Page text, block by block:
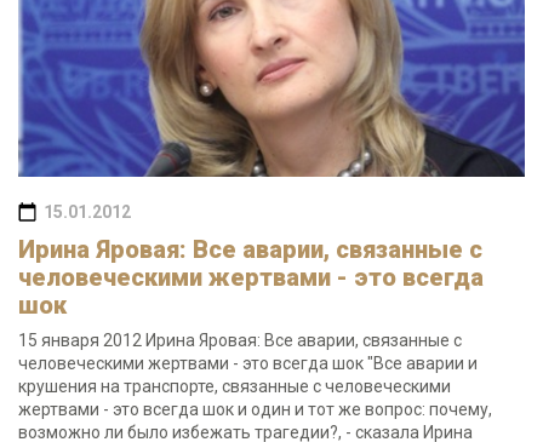
15.01.2012
Ирина Яровая: Все аварии, связанные с
человеческими жертвами - это всегда
шок
15 января 2012 Ирина Яровая: Все аварии, связанные с
человеческими жертвами - это всегда шок "Все аварии и
крушения на транспорте, связанные с человеческими
жертвами - это всегда шок и один и тот же вопрос: почему,
возможно ли было избежать трагедии?, - сказала Ирина